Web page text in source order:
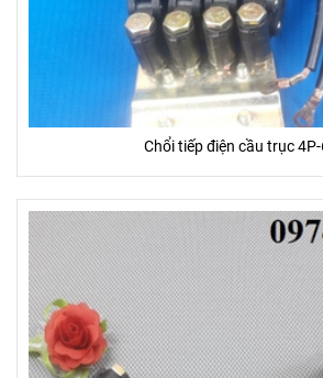
Chổi tiếp điện cầu trục